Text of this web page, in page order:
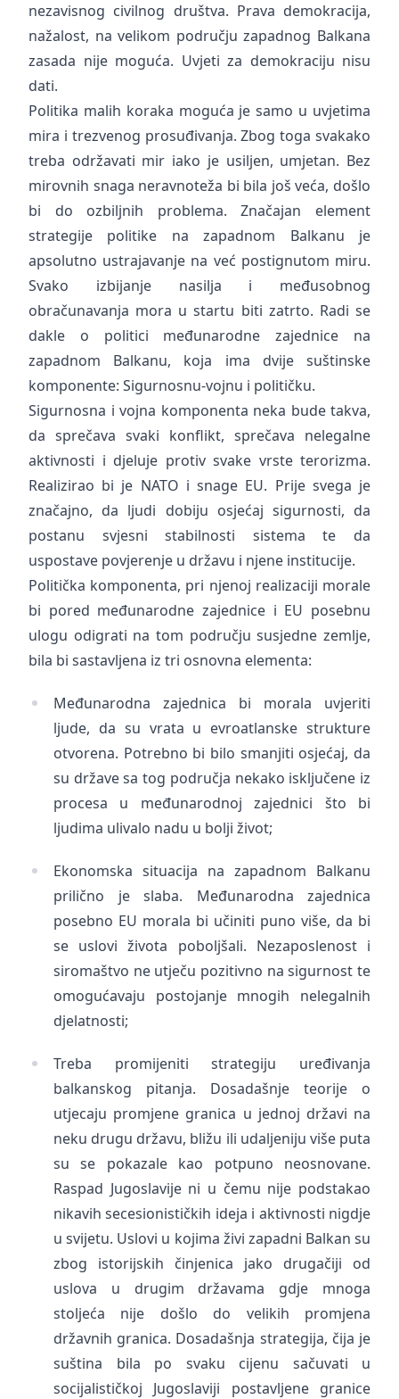
nezavisnog civilnog društva. Prava demokracija,
nažalost, na velikom području zapadnog Balkana
zasada nije moguća. Uvjeti za demokraciju nisu
dati.
Politika malih koraka moguća je samo u uvjetima
mira i trezvenog prosuđivanja. Zbog toga svakako
treba održavati mir iako je usiljen, umjetan. Bez
mirovnih snaga neravnoteža bi bila još veća, došlo
bi do ozbiljnih problema. Značajan element
strategije politike na zapadnom Balkanu je
apsolutno ustrajavanje na već postignutom miru.
Svako izbijanje nasilja i međusobnog
obračunavanja mora u startu biti zatrto. Radi se
dakle o politici međunarodne zajednice na
zapadnom Balkanu, koja ima dvije suštinske
komponente: Sigurnosnu-vojnu i političku.
Sigurnosna i vojna komponenta neka bude takva,
da sprečava svaki konflikt, sprečava nelegalne
aktivnosti i djeluje protiv svake vrste terorizma.
Realizirao bi je NATO i snage EU. Prije svega je
značajno, da ljudi dobiju osjećaj sigurnosti, da
postanu svjesni stabilnosti sistema te da
uspostave povjerenje u državu i njene institucije.
Politička komponenta, pri njenoj realizaciji morale
bi pored međunarodne zajednice i EU posebnu
ulogu odigrati na tom području susjedne zemlje,
bila bi sastavljena iz tri osnovna elementa:
Međunarodna zajednica bi morala uvjeriti
ljude, da su vrata u evroatlanske strukture
otvorena. Potrebno bi bilo smanjiti osjećaj, da
su države sa tog područja nekako isključene iz
procesa u međunarodnoj zajednici što bi
ljudima ulivalo nadu u bolji život;
Ekonomska situacija na zapadnom Balkanu
prilično je slaba. Međunarodna zajednica
posebno EU morala bi učiniti puno više, da bi
se uslovi života poboljšali. Nezaposlenost i
siromaštvo ne utječu pozitivno na sigurnost te
omogućavaju postojanje mnogih nelegalnih
djelatnosti;
Treba promijeniti strategiju uređivanja
balkanskog pitanja. Dosadašnje teorije o
utjecaju promjene granica u jednoj državi na
neku drugu državu, bližu ili udaljeniju više puta
su se pokazale kao potpuno neosnovane.
Raspad Jugoslavije ni u čemu nije podstakao
nikavih secesionističkih ideja i aktivnosti nigdje
u svijetu. Uslovi u kojima živi zapadni Balkan su
zbog istorijskih činjenica jako drugačiji od
uslova u drugim državama gdje mnoga
stoljeća nije došlo do velikih promjena
državnih granica. Dosadašnja strategija, čija je
suština bila po svaku cijenu sačuvati u
socijalističkoj Jugoslaviji postavljene granice